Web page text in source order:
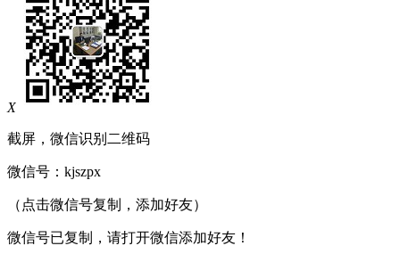
X
截屏，微信识别二维码
微信号： kjszpx
（点击微信号复制，添加好友）
微信号已复制，请打开微信添加好友！